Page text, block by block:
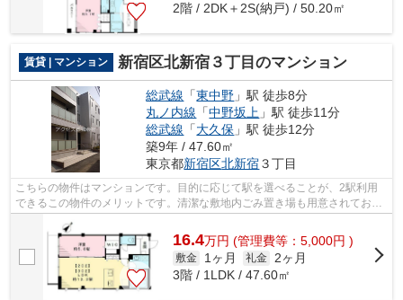
2階 / 2DK＋2S(納戸) / 50.20㎡
賃貸 | マンション 新宿区北新宿３丁目のマンション
総武線 「東中野 」駅 徒歩8分
丸ノ内線 「中野坂上 」駅 徒歩11分
総武線 「大久保 」駅 徒歩12分
築9年 / 47.60㎡
東京都新宿区北新宿３丁目
こちらの物件はマンションです。目的に応じて駅を選べることが、2駅利用
できるこの物件のメリットです。清潔な敷地内ごみ置き場も用意されており
16.4万円 (管理費等：5,000円 )
敷金 1ヶ月 礼金
2ヶ月
3階 / 1LDK / 47.60㎡